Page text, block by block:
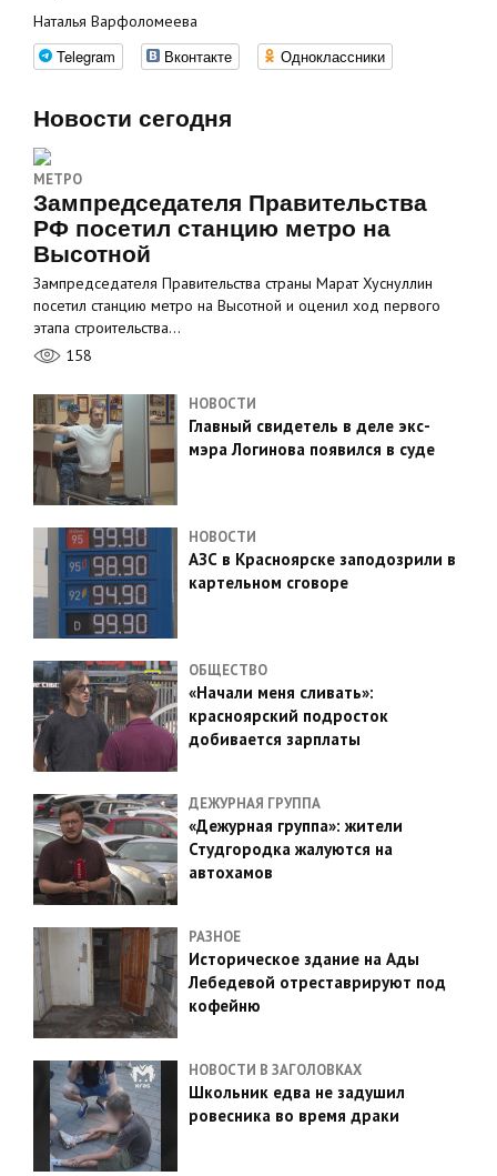
Наталья Варфоломеева
Telegram Вконтакте Одноклассники
Новости сегодня
МЕТРО
Зампредседателя Правительства
РФ посетил станцию метро на
Высотной
Зампредседателя Правительства страны Марат Хуснуллин
посетил станцию метро на Высотной и оценил ход первого
этапа строительства…
158
НОВОСТИ
Главный свидетель в деле экс-
мэра Логинова появился в суде
НОВОСТИ
АЗС в Красноярске заподозрили в
картельном сговоре
ОБЩЕСТВО
«Начали меня сливать»:
красноярский подросток
добивается зарплаты
ДЕЖУРНАЯ ГРУППА
«Дежурная группа»: жители
Студгородка жалуются на
автохамов
РАЗНОЕ
Историческое здание на Ады
Лебедевой отреставрируют под
кофейню
НОВОСТИ В ЗАГОЛОВКАХ
Школьник едва не задушил
ровесника во время драки